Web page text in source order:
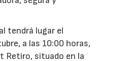
tendrá lugar el
a las 10:00 horas,
Retiro, situado en la